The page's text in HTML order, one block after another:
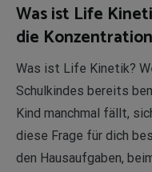
Was ist Life
die
Was ist Life Kinetik?
Schulkindes bereits
Kind manchmal fällt,
diese Frage für dich
den Hausaufgaben,